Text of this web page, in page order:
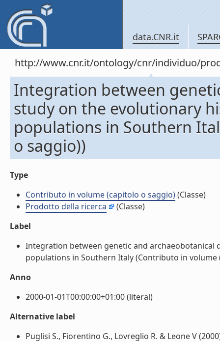
data.CNR.it
http://www.cnr.it/ontology/cnr/individuo/
Integration between
study on the evolutionary
populations in Southern
o saggio))
Type
Contributo in volume (capitolo o saggio)(Classe)
Prodotto della ricerca
(Classe)
Label
Integration between genetic and archaeobotanical
populations in Southern Italy (Contributo in volume
Anno
2000-01-01T00:00:00+01:00 (literal)
Alternative label
Puglisi S., Fiorentino G., Lovreglio R. & Leone V